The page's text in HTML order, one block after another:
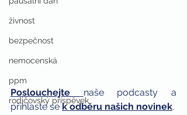
živnost
bezpečnost
nemocenská
ppm
rodičovský příspěvek
Poslouchejte
naše podcasty a
přihlaste se k odběru našich novinek.